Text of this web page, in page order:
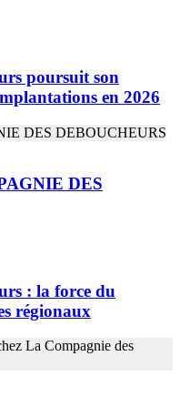
poursuit son
en 2026
DES
: la force du
régionaux